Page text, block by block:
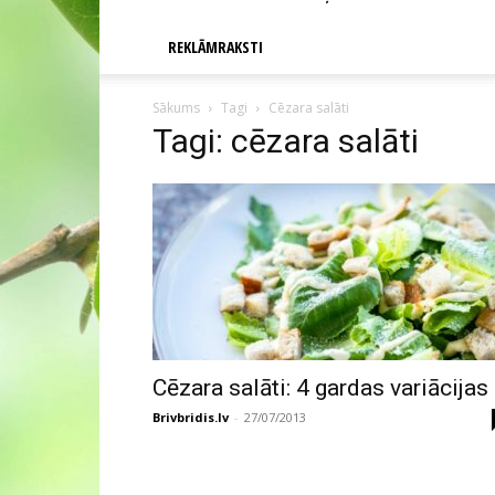
REKLĀMRAKSTI
Sākums Tagi Cēzara salāti
Tagi: cēzara salāti
Cēzara salāti: 4 gardas variācijas
Brivbridis.lv - 27/07/2013